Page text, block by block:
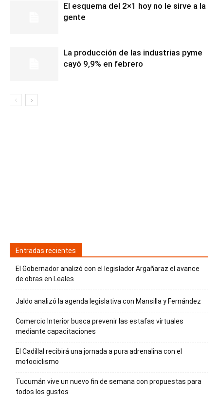
El esquema del 2×1 hoy no le sirve a la
gente
La producción de las industrias pyme
cayó 9,9% en febrero
Entradas recientes
El Gobernador analizó con el legislador Argañaraz el avance
de obras en Leales
Jaldo analizó la agenda legislativa con Mansilla y Fernández
Comercio Interior busca prevenir las estafas virtuales
mediante capacitaciones
El Cadillal recibirá una jornada a pura adrenalina con el
motociclismo
Tucumán vive un nuevo fin de semana con propuestas para
todos los gustos